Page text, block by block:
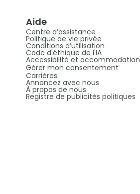
Aide
Centre d’assistance
Politique de vie privée
Conditions d’utilisation
Code d'éthique de l'IA
Accessibilité et accommodation
Gérer mon consentement
Carrières
Annoncez avec nous
À propos de nous
Registre de publicités politiques